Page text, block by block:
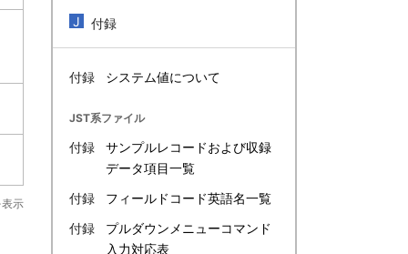
示
J 付録
付録 システム値について
JST系ファイル
付録
サンプルレコードおよび収録
データ項目一覧
付録
フィールドコード英語名一覧
付録
プルダウンメニューコマンド
入力対応表